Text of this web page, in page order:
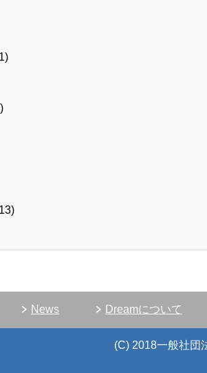
News Dreamについて
(C) 2018一般社団